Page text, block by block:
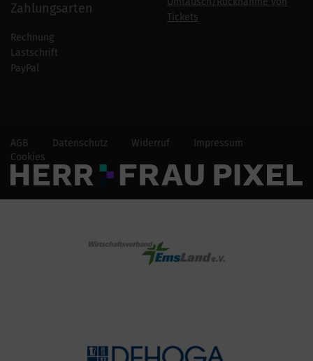
Zahlungsarten
Rechnung
Lastschrift
PayPal
Tickets
AGB Datenschutz Widerruf
Impressum
Cookies